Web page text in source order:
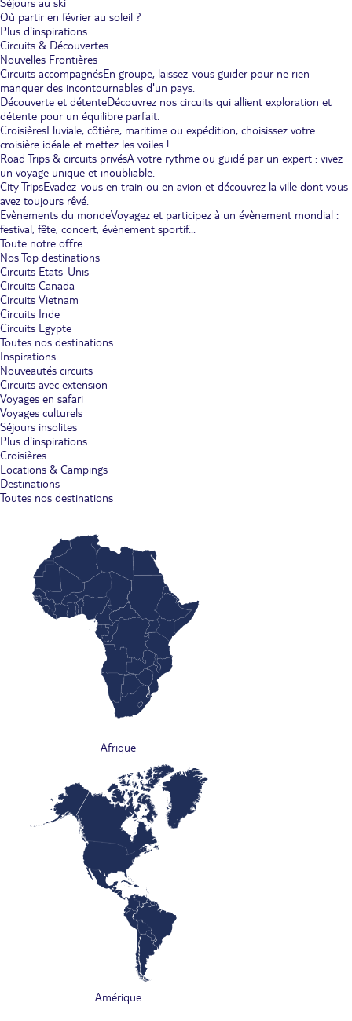
Séjours au ski
Où partir en février au soleil ?
Plus d'inspirations
Circuits & Découvertes
Nouvelles Frontières
Circuits accompagnésEn groupe, laissez-vous guider pour ne rien
manquer des incontournables d'un pays.
Découverte et détenteDécouvrez nos circuits qui allient exploration et
détente pour un équilibre parfait.
CroisièresFluviale, côtière, maritime ou expédition, choisissez votre
croisière idéale et mettez les voiles !
Road Trips & circuits privésA votre rythme ou guidé par un expert : vivez
un voyage unique et inoubliable.
City TripsEvadez-vous en train ou en avion et découvrez la ville dont vous
avez toujours rêvé.
Evènements du mondeVoyagez et participez à un évènement mondial :
festival, fête, concert, évènement sportif...
Toute notre offre
Nos Top destinations
Circuits Etats-Unis
Circuits Canada
Circuits Vietnam
Circuits Inde
Circuits Egypte
Toutes nos destinations
Inspirations
Nouveautés circuits
Circuits avec extension
Voyages en safari
Voyages culturels
Séjours insolites
Plus d'inspirations
Croisières
Locations & Campings
Destinations
Toutes nos destinations
Afrique
Amérique